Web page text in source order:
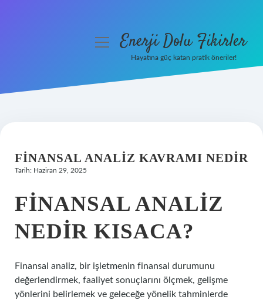
Hakkımızda
menüyüEnerji Dolu Fikirler
Hayatına güç katan pratik öneriler!
FINANSAL ANALIZ KAVRAMI NEDIR
Tarih: Haziran 29, 2025
FINANSAL ANALIZ
NEDIR KISACA?
Finansal analiz, bir işletmenin finansal durumunu
değerlendirmek, faaliyet sonuçlarını ölçmek, gelişme
yönlerini belirlemek ve geleceğe yönelik tahminlerde